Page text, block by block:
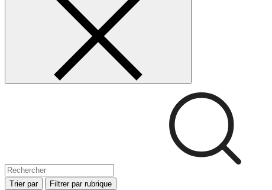
Trier par Filtrer par rubrique